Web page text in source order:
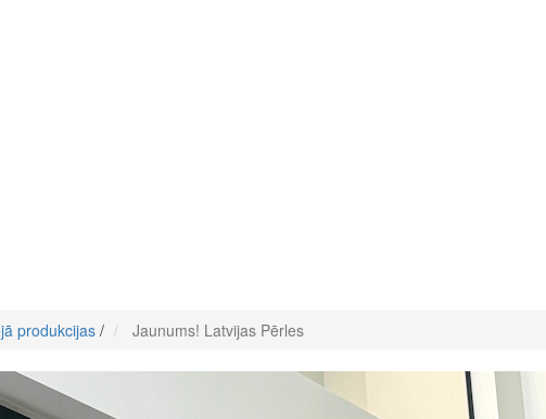
produkcijas/ Jaunums! Latvijas Pērles